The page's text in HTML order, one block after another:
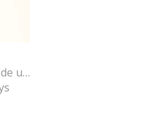
Geanta de piele cu bareta de umar Meridiana, Roz pal